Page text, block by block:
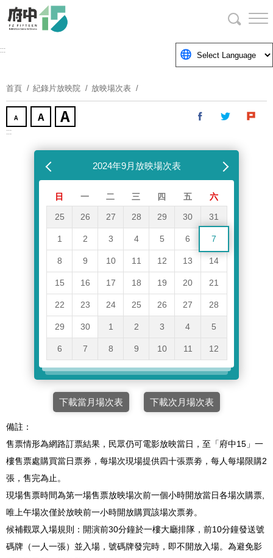
要
塊
:::
首頁 紀錄片放映院 放映場次表
:::
2024年9月放映場次表下個月
日 一 二 三 四 五 六
25 26 27 28 29 30 31
1 2 3 4 5 6 7
8 9 10 11 12 13 14
15 16 17 18 19 20 21
22 23 24 25 26 27 28
29 30 1 2 3 4 5
6 7 8 9 10 11 12
下載當月場次表 下載次月場次表
備註：
售票情形為網路訂票結果，民眾仍可電影放映當日，至「府中15」一
樓售票處購買當日票券，每場次現場提供四十張票劵，每人每場限購2
張，售完為止。
現場售票時間為第一場售票放映場次前一個小時開放當日各場次購票,
唯上午場次僅於放映前一小時開放購買該場次票劵。
候補觀眾入場規則：開演前30分鐘於一樓大廳排隊，前10分鐘發送號
碼牌（一人一張）並入場，號碼牌發完時，即不開放入場。為避免影